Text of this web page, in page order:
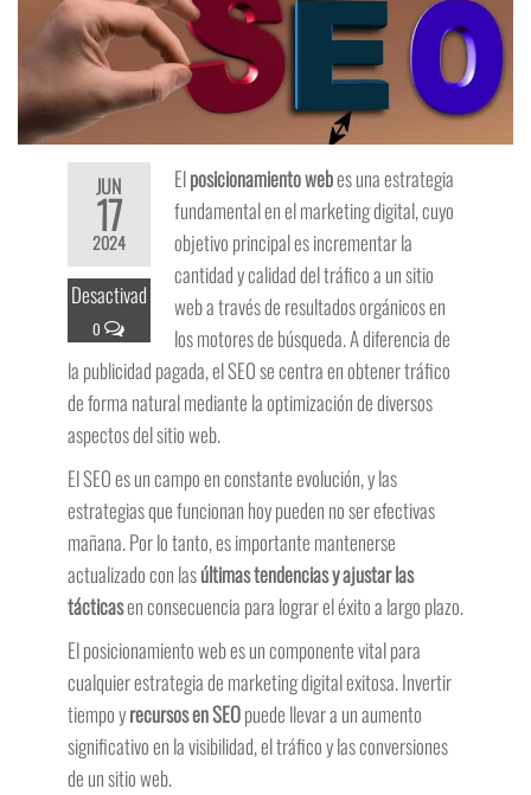
JUN
17
2024
Desactivad
o
Elposicionamiento webes una estrategia
fundamental en el marketing digital, cuyo
objetivo principal es incrementar la
cantidad y calidad del tráfico a un sitio
web a través de resultados orgánicos en
los motores de búsqueda. A diferencia de
la publicidad pagada, el SEO se centra en obtener tráfico
de forma natural mediante la optimización de diversos
aspectos del sitio web.
El SEO es un campo en constante evolución, y las
estrategias que funcionan hoy pueden no ser efectivas
mañana. Por lo tanto, es importante mantenerse
actualizado con lasúltimas tendencias y ajustar las
tácticasen consecuencia para lograr el éxito a largo plazo.
El posicionamiento web es un componente vital para
cualquier estrategia de marketing digital exitosa. Invertir
tiempo yrecursos en SEOpuede llevar a un aumento
significativo en la visibilidad, el tráfico y las conversiones
de un sitio web.